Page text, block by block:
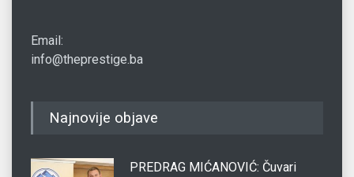
Email:
info@theprestige.ba
Najnovije objave
PREDRAG MIĆANOVIĆ: Čuvari